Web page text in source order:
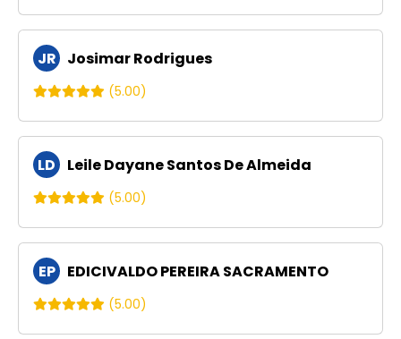
JR Josimar Rodrigues
(5.00)
LD Leile Dayane Santos De Almeida
(5.00)
EP EDICIVALDO PEREIRA SACRAMENTO
(5.00)